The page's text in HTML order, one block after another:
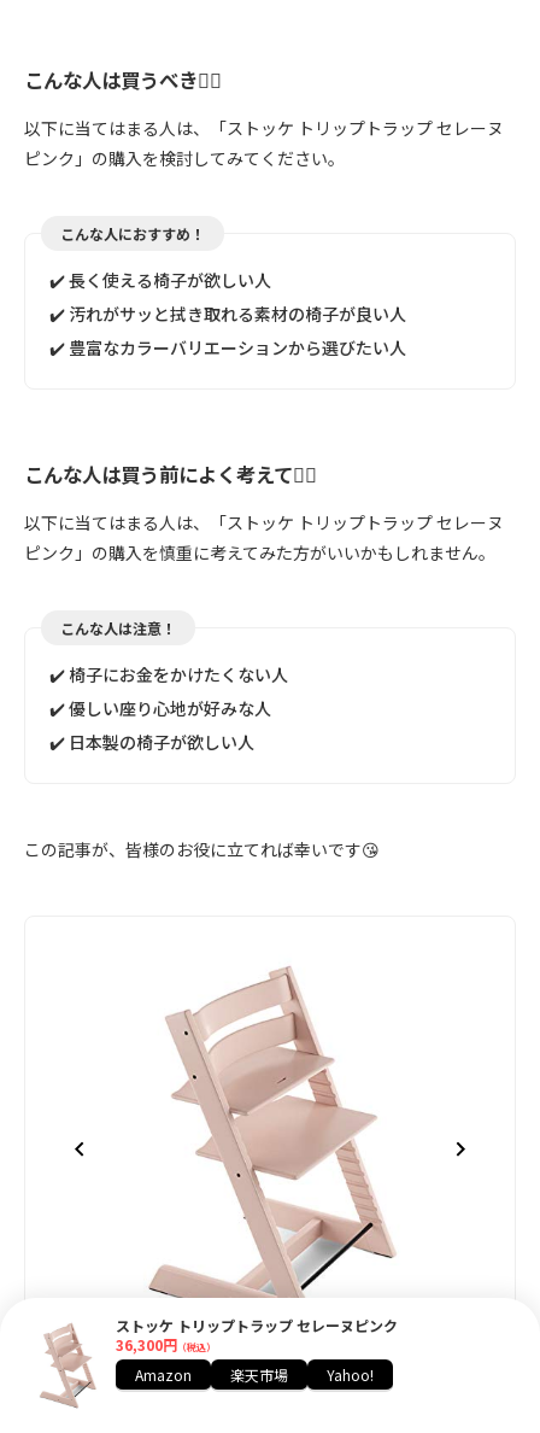
こんな人は買うべき🙆‍♀️
以下に当てはまる人は、「ストッケ トリップトラップ セレーヌ
ピンク」の購入を検討してみてください。
こんな人におすすめ！
✔️ 長く使える椅子が欲しい人
✔️ 汚れがサッと拭き取れる素材の椅子が良い人
✔️ 豊富なカラーバリエーションから選びたい人
こんな人は買う前によく考えて🙅‍♀️
以下に当てはまる人は、「ストッケ トリップトラップ セレーヌ
ピンク」の購入を慎重に考えてみた方がいいかもしれません。
こんな人は注意！
✔️ 椅子にお金をかけたくない人
✔️ 優しい座り心地が好みな人
✔️ 日本製の椅子が欲しい人
この記事が、皆様のお役に立てれば幸いです😘
item
0
item
1
item
2
itemitem
4
Item
1
ストッケ トリップトラップ セレーヌピンク
ストッケ トリップトラップ セレーヌピンク
36,300円 （税込）
Amazon 楽天市場 Yahoo!